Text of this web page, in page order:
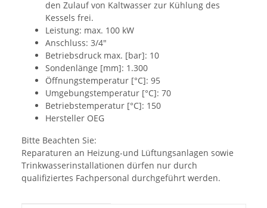
den Zulauf von Kaltwasser zur Kühlung des
Kessels frei.
Leistung: max. 100 kW
Anschluss: 3/4"
Betriebsdruck max. [bar]: 10
Sondenlänge [mm]: 1.300
Öffnungstemperatur [°C]: 95
Umgebungstemperatur [°C]: 70
Betriebstemperatur [°C]: 150
Hersteller OEG
Bitte Beachten Sie:
Reparaturen an Heizung-und Lüftungsanlagen sowie
Trinkwasserinstallationen dürfen nur durch
qualifiziertes Fachpersonal durchgeführt werden.